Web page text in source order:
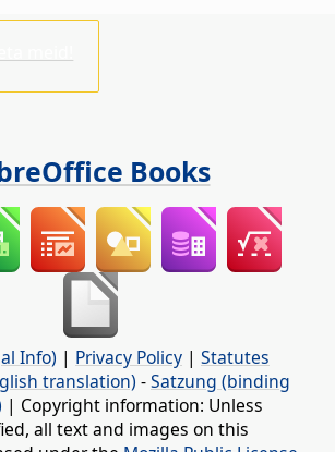
Books
Info) | Privacy Policy | Statutes
translation) -Satzung (binding
| Copyright information: Unless
all text and images on this